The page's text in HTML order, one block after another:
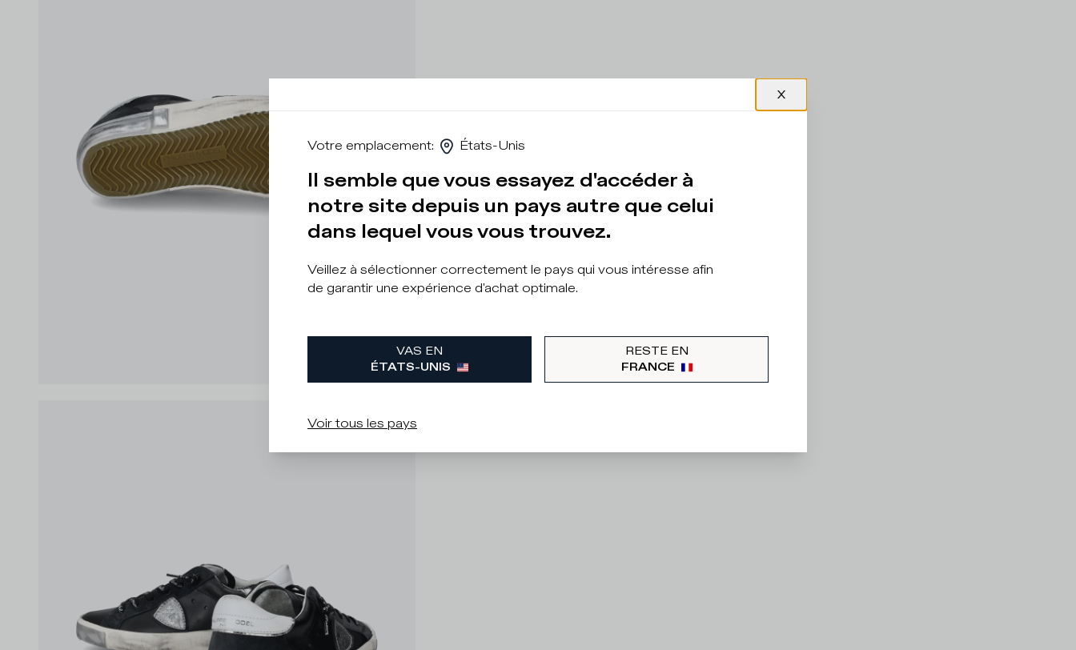
Votre emplacement: États-Unis
Il semble que vous essayez d'accéder à
notre site depuis un pays autre que celui
dans lequel vous vous trouvez.
Veillez à sélectionner correctement le pays qui vous intéresse afin
de garantir une expérience d'achat optimale.
VAS EN
ÉTATS-UNIS
RESTE EN
FRANCE
Voir tous les pays